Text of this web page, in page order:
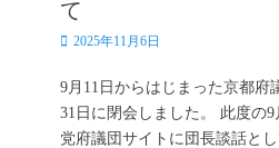
て
投
日
2025年11月6日
9月11日からはじまった京都府
31日に閉会しました。 此度の
党府議団サイトに団長談話と